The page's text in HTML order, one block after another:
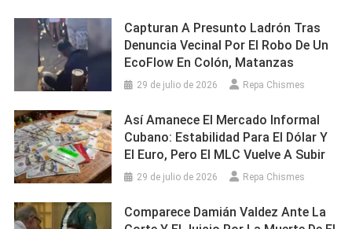
Capturan A Presunto Ladrón Tras
Denuncia Vecinal Por El Robo De Un
EcoFlow En Colón, Matanzas
29 de julio de 2026 Repa Chismes
Así Amanece El Mercado Informal
Cubano: Estabilidad Para El Dólar Y
El Euro, Pero El MLC Vuelve A Subir
29 de julio de 2026 Repa Chismes
Comparece Damián Valdez Ante La